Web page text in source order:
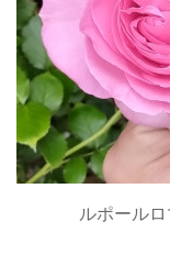
ルポール